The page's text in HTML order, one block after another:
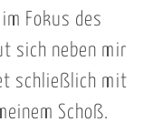
Fokus des
sich neben mir
schließlich mit
Schoß.